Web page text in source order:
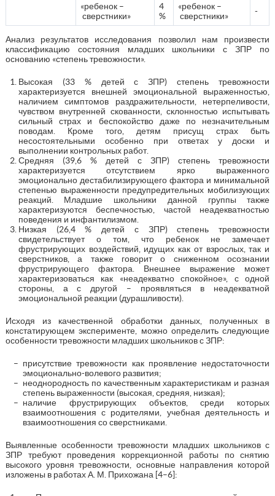
«ребенок –
сверстники»
4
%
«ребенок –
сверстники»
-
Анализ результатов исследования позволил нам произвести
классификацию состояния младших школьники с ЗПР по
основанию «степень тревожности».
Высокая (33 % детей с ЗПР) степень тревожности
характеризуется внешней эмоциональной выраженностью,
наличием симптомов раздражительности, нетерпеливости,
чувством внутренней скованности, склонностью испытывать
сильный страх и беспокойство даже по незначительным
поводам. Кроме того, детям присущ страх быть
несостоятельными особенно при ответах у доски и
выполнении контрольных работ.
Средняя (39,6 % детей с ЗПР) степень тревожности
характеризуется отсутствием ярко выраженного
эмоционально дестабилизирующего фактора и минимальной
степенью выраженности предупредительных мобилизующих
реакций. Младшие школьники данной группы также
характеризуются беспечностью, частой неадекватностью
поведения и инфантилизмом.
Низкая (26,4 % детей с ЗПР) степень тревожности
свидетельствует о том, что ребенок не замечает
фрустрирующих воздействий, идущих как от взрослых, так и
сверстников, а также говорит о сниженном осознании
фрустрирующего фактора. Внешнее выражение может
характеризоваться как «неадекватно спокойное», с одной
стороны, а с другой – проявляться в неадекватной
эмоциональной реакции (дурашливости).
Исходя из качественной обработки данных, полученных в
констатирующем эксперименте, можно определить следующие
особенности тревожности младших школьников с ЗПР:
присутствие тревожности как проявление недостаточности
эмоционально-волевого развития;
неоднородность по качественным характеристикам и разная
степень выраженности (высокая, средняя, низкая);
наличие фрустрирующих объектов, среди которых
взаимоотношения с родителями, учебная деятельность и
взаимоотношения со сверстниками.
Выявленные особенности тревожности младших школьников с
ЗПР требуют проведения коррекционной работы по снятию
высокого уровня тревожности, основные направления которой
изложены в работах А. М. Прихожана [4–6]: